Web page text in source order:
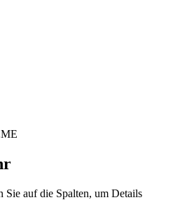
Sie auf die Spalten, um Details